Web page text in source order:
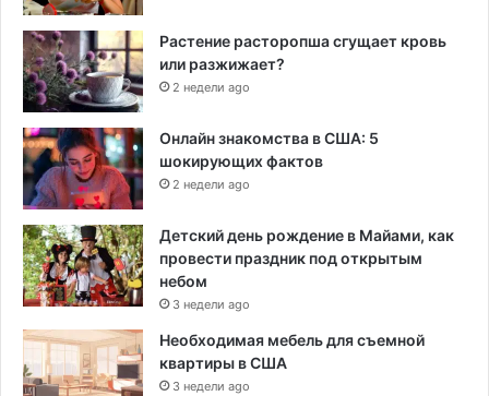
Растение расторопша сгущает кровь
или разжижает?
2 недели ago
Онлайн знакомства в США: 5
шокирующих фактов
2 недели ago
Детский день рождение в Майами, как
провести праздник под открытым
небом
3 недели ago
Необходимая мебель для съемной
квартиры в США
3 недели ago